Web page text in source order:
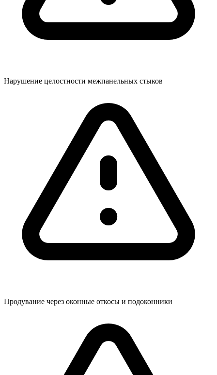
Нарушение целостности межпанельных стыков
Продувание через оконные откосы и подоконники